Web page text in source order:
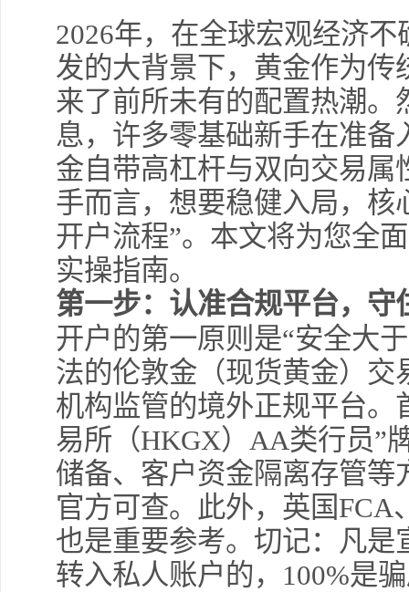
2026年，在全球宏观经济
发的大背景下，黄金作为
来了前所未有的配置热潮
息，许多零基础新手在准
金自带高杠杆与双向交易
手而言，想要稳健入局，核
开户流程”。本文将为您全
实操指南。
第一步：认准合规平台，守
开户的第一原则是“安全大
法的伦敦金（现货黄金）
机构监管的境外正规平台。
易所（HKGX）AA类行员”
储备、客户资金隔离存管
官方可查。此外，英国FCA
也是重要参考。切记：凡是
转入私人账户的，100%是